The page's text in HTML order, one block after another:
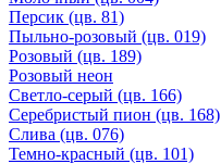
Персик (цв. 81)
Пыльно-розовый (цв. 019)
Розовый (цв. 189)
Розовый неон
Светло-серый (цв. 166)
Серебристый пион (цв. 168)
Слива (цв. 076)
Темно-красный (цв. 101)